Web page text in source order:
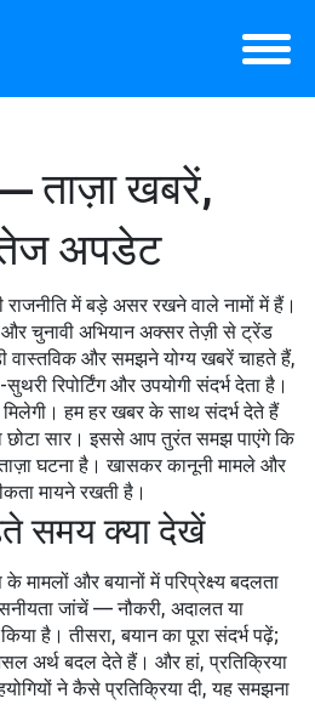
ताज़ा खबरें,
अपडेट
में बड़े असर रखने वाले नामों में हैं।
चुनावी अभियान अक्सर तेज़ी से ट्रेंड
और समझने योग्य खबरें चाहते हैं,
रिपोर्टिंग और उपयोगी संदर्भ देता है।
हम हर खबर के साथ संदर्भ देते हैं
सार। इससे आप तुरंत समझ पाएंगे कि
घटना है। खासकर कानूनी मामले और
मायने रखती है।
समय क्या देखें
और बयानों में परिप्रेक्ष्य बदलता
जांचें — नौकरी, अदालत या
है। तीसरा, बयान का पूरा संदर्भ पढ़ें;
अर्थ बदल देते हैं। और हां, प्रतिक्रिया
ने कैसे प्रतिक्रिया दी, यह समझना